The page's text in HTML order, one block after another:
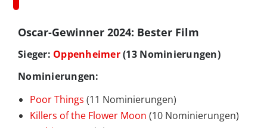
Oscar-Gewinner 2024: Bester Film
Sieger: Oppenheimer(13 Nominierungen)
Nominierungen:
Poor Things (11 Nominierungen)
Killers of the Flower Moon (10 Nominierungen)